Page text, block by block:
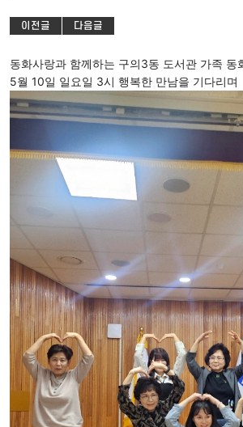
이전글 다음글
동화사랑과 함께하는 구의3동 도서관 가족 동
5월 10일 일요일 3시 행복한 만남을 기다리며